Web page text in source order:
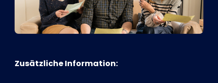
Zusätzliche Information: